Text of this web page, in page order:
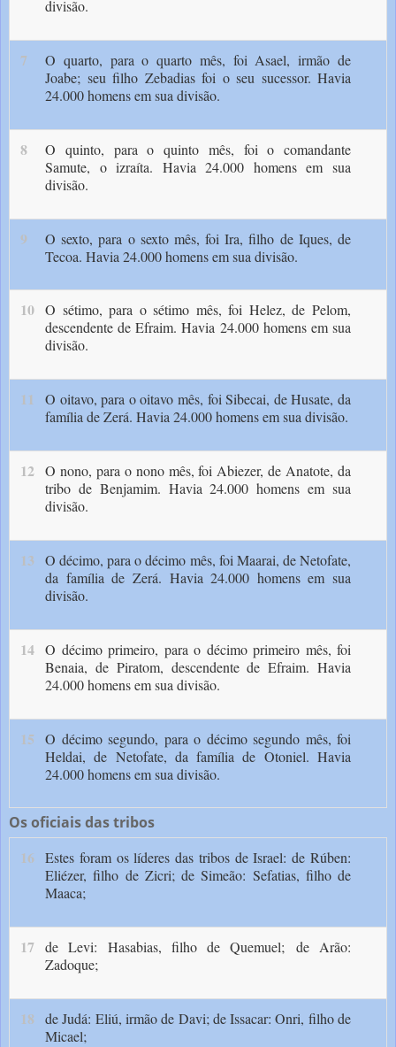
divisão.
7
O quarto, para o quarto mês, foi Asael, irmão de
Joabe; seu filho Zebadias foi o seu sucessor. Havia
24.000 homens em sua divisão.
8
O quinto, para o quinto mês, foi o comandante
Samute, o izraíta. Havia 24.000 homens em sua
divisão.
9
O sexto, para o sexto mês, foi Ira, filho de Iques, de
Tecoa. Havia 24.000 homens em sua divisão.
10 O sétimo, para o sétimo mês, foi Helez, de Pelom,
descendente de Efraim. Havia 24.000 homens em sua
divisão.
11
O oitavo, para o oitavo mês, foi Sibecai, de Husate, da
família de Zerá. Havia 24.000 homens em sua divisão.
12 O nono, para o nono mês, foi Abiezer, de Anatote, da
tribo de Benjamim. Havia 24.000 homens em sua
divisão.
13
O décimo, para o décimo mês, foi Maarai, de Netofate,
da família de Zerá. Havia 24.000 homens em sua
divisão.
14 O décimo primeiro, para o décimo primeiro mês, foi
Benaia, de Piratom, descendente de Efraim. Havia
24.000 homens em sua divisão.
15
O décimo segundo, para o décimo segundo mês, foi
Heldai, de Netofate, da família de Otoniel. Havia
24.000 homens em sua divisão.
Os oficiais das tribos
16 Estes foram os líderes das tribos de Israel: de Rúben:
Eliézer, filho de Zicri; de Simeão: Sefatias, filho de
Maaca;
17 de Levi: Hasabias, filho de Quemuel; de Arão:
Zadoque;
18
de Judá: Eliú, irmão de Davi; de Issacar: Onri, filho de
Micael;